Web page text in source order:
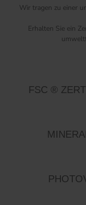
Wir tragen zu einer
Erhalten Sie ein